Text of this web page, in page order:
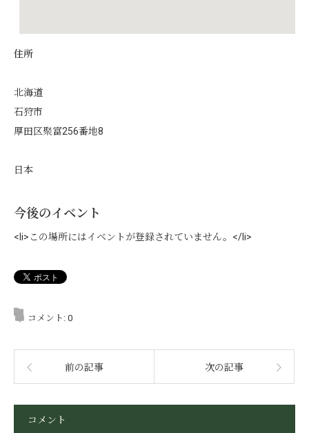
住所
北海道
石狩市
厚田区聚富256番地8
日本
今後のイベント
<li>この場所にはイベントが登録されていません。</li>
コメント: 0
前の記事 次の記事
コメント